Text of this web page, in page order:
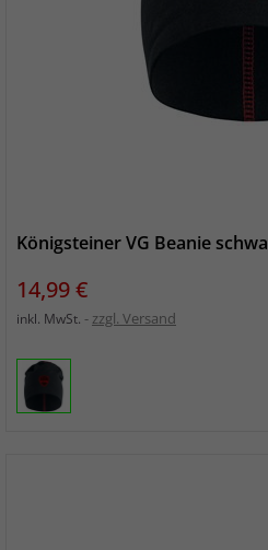
Königsteiner VG Beanie
Preis
14,99 €
inkl. MwSt. zzgl. Versand